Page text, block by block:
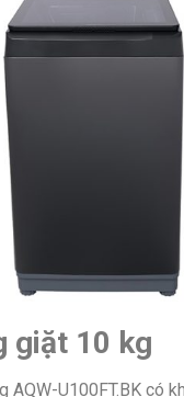
giặt 10 kg
AQW-U100FT.BK có